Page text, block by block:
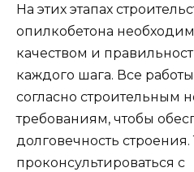
На этих этапах
опилкобетона
качеством и
каждого шага. Все
согласно строительным
требованиям, чтобы
долговечность
проконсультироваться с